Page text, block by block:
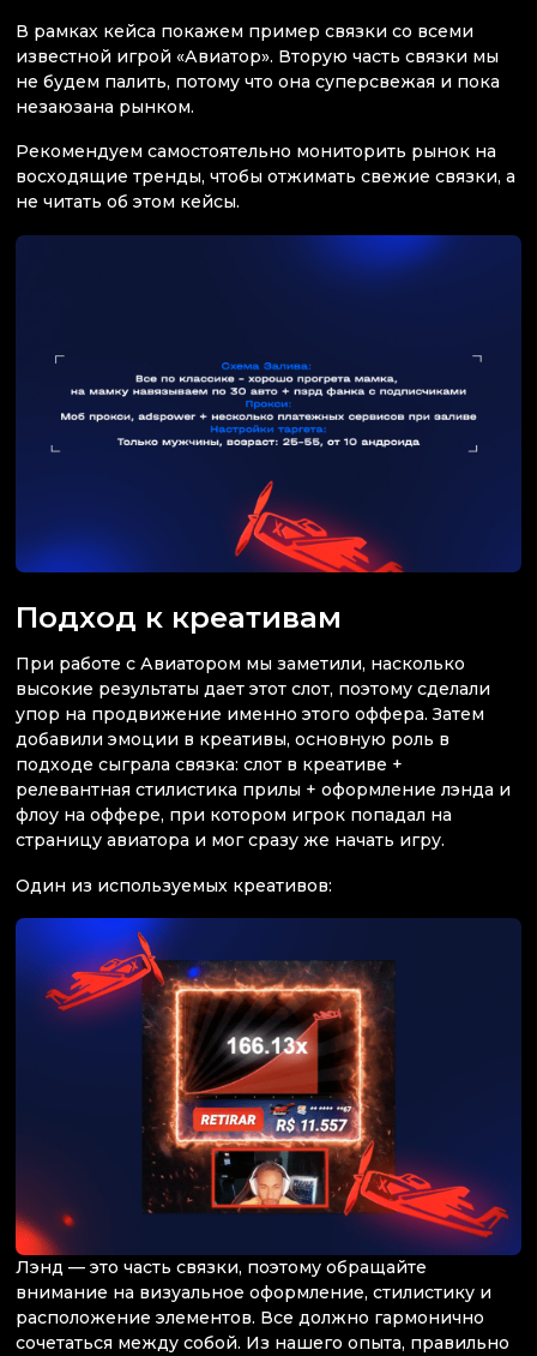
В рамках кейса покажем пример связки со всеми
известной игрой «Авиатор». Вторую часть связки мы
не будем палить, потому что она суперсвежая и пока
незаюзана рынком.
Рекомендуем самостоятельно мониторить рынок на
восходящие тренды, чтобы отжимать свежие связки, а
не читать об этом кейсы.
Подход к креативам
При работе с Авиатором мы заметили, насколько
высокие результаты дает этот слот, поэтому сделали
упор на продвижение именно этого оффера. Затем
добавили эмоции в креативы, основную роль в
подходе сыграла связка: слот в креативе +
релевантная стилистика прилы + оформление лэнда и
флоу на оффере, при котором игрок попадал на
страницу авиатора и мог сразу же начать игру.
Один из используемых креативов:
Лэнд — это часть связки, поэтому обращайте
внимание на визуальное оформление, стилистику и
расположение элементов. Все должно гармонично
сочетаться между собой. Из нашего опыта, правильно